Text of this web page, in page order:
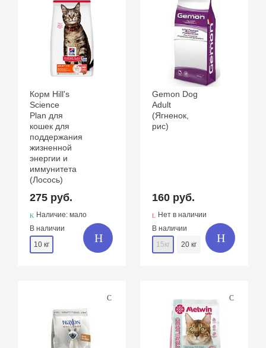
Корм Hill's
Science
Plan для
кошек для
поддержания
жизненной
энергии и
иммунитета
(Лосось)
275 руб.
Наличие: мало
В наличии
10 кг
Gemon Dog
Adult
(Ягненок,
рис)
160 руб.
Нет в наличии
В наличии
15кг
20 кг